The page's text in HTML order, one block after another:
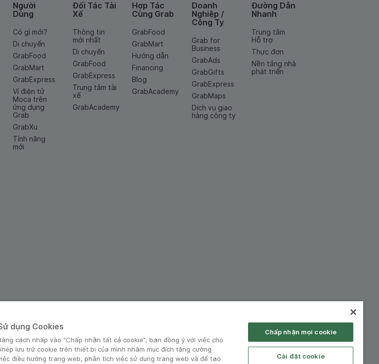
Người
Dùng
Có gì mới?
Di chuyển
GrabFood
GrabMart
GrabExpress
Ví điện tử
Moca trên
ứng dụng
Grab
GrabXu
Tính năng
mới
Đối Tác Tài
Xế
Thông tin
mới nhất
Di chuyển
GrabFood
GrabExpress
Trung tâm tài
xế
GrabAcademy
Hợp Tác
Cùng Grab
GrabFood
GrabMart
Hướng dẫn
Financing
Blog
GrabAcademy
Doanh
Nghiệp /
Công Ty
Grab for
Business
GrabAds
GrabGifts
GrabExpress
GrabMaps
Dịch vụ giao
hàng công ty
Đường Dẫn
Nhanh
Trung tâm
Hỗ trợ
Thực đơn
Nền tảng nhà
phát triển
Vụ Moca cung cấp. Mã số doanh nghiệp:
dụng Cookies
cách nhấp vào “Chấp nhận tất cả cookie”, bạn đồng ý với việc cho
lưu trữ cookie trên thiết bị của mình nhằm mục đích tăng cường
điều hướng trang web, phân tích việc sử dụng trang web và để tạo
Chấp nhận mọi cookie
Cài đặt cookie